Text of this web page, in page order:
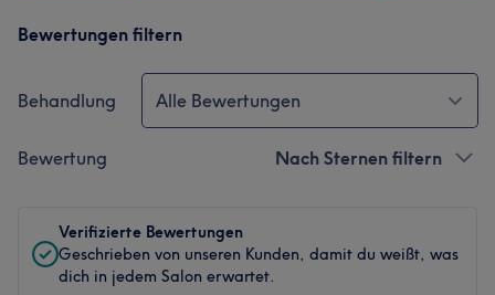
Bewertungen filtern
Behandlung Alle Bewertungen
Bewertung Nach Sternen filtern
Verifizierte Bewertungen
Geschrieben von unseren Kunden, damit du weißt, was
dich in jedem Salon erwartet.